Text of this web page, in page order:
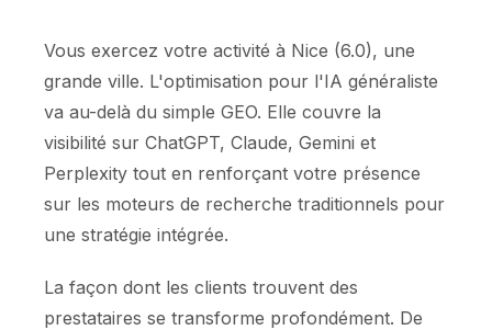
Vous exercez votre activité à Nice (6.0), une
grande ville. L'optimisation pour l'IA généraliste
va au-delà du simple GEO. Elle couvre la
visibilité sur ChatGPT, Claude, Gemini et
Perplexity tout en renforçant votre présence
sur les moteurs de recherche traditionnels pour
une stratégie intégrée.
La façon dont les clients trouvent des
prestataires se transforme profondément. De